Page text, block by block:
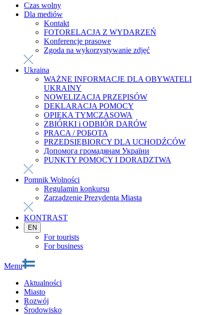
Czas wolny
Dla mediów
Kontakt
FOTORELACJA Z WYDARZEŃ
Konferencje prasowe
Zgoda na wykorzystywanie zdjęć
Ukraina
WAŻNE INFORMACJE DLA OBYWATELI
UKRAINY
NOWELIZACJA PRZEPISÓW
DEKLARACJA POMOCY
OPIEKA TYMCZASOWA
ZBIÓRKI i ODBIÓR DARÓW
PRACA / РОБОТА
PRZEDSIĘBIORCY DLA UCHODŹCÓW
Допомога громадянам України
PUNKTY POMOCY I DORADZTWA
Pomnik Wolności
Regulamin konkursu
Zarządzenie Prezydenta Miasta
KONTRAST
EN
For tourists
For business
Menu
Aktualności
Miasto
Rozwój
Środowisko